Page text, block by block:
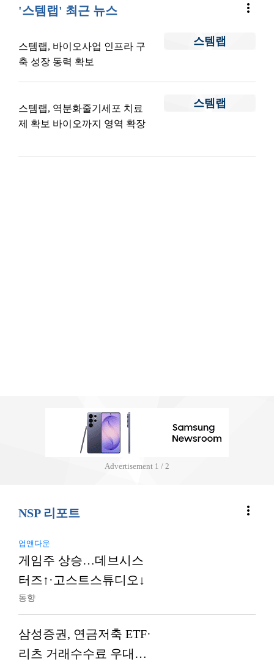
'스템랩' 최근 뉴스 more_vert
스템랩
스템랩, 바이오사업 인프라 구
축 성장 동력 확보
스템랩
스템랩, 역분화줄기세포 치료
제 확보 바이오까지 영역 확장
Advertisement 1 / 2
NSP 리포트 more_vert
업앤다운
게임주 상승…데브시스
터즈↑·고스트스튜디오↓
동향
삼성증권, 연금저축 ETF·
리츠 거래수수료 우대…